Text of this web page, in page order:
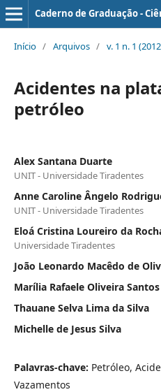
Início / Arquivos / v. 1 n. 1
Acidentes na
petróleo
Alex Santana Duarte
UNIT - Universidade Tiradentes
Anne Caroline Ângelo
UNIT - Universidade Tiradentes
Eloá Cristina Loureiro da
Universidade Tiradentes
João Leonardo Macêdo de
Marília Rafaele Oliveira Santos
Thauane Selva Lima da Silva
Michelle de Jesus Silva
Palavras-chave: Petróleo,
Vazamentos